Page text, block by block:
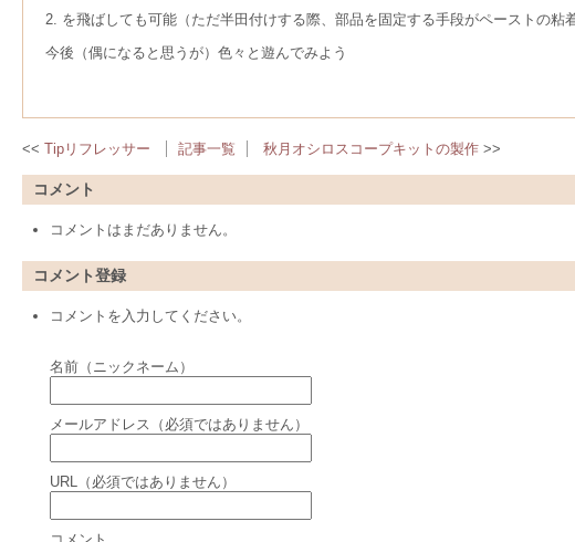
2. を飛ばしても可能（ただ半田付けする際、部品を固定する手段がペーストの粘
今後（偶になると思うが）色々と遊んでみよう
Tipリフレッサー 記事一覧 秋月オシロスコープキットの製作
コメント
コメントはまだありません。
コメント登録
コメントを入力してください。
名前（ニックネーム）
メールアドレス（必須ではありません）
URL（必須ではありません）